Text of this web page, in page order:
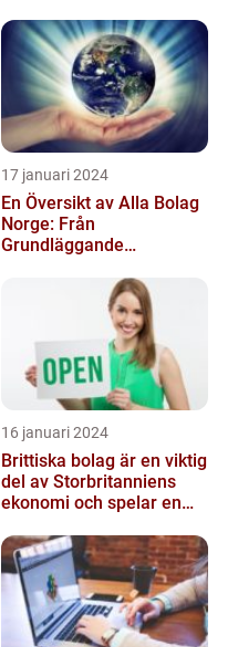
17 januari 2024
En Översikt av Alla Bolag
Norge: Från
Grundläggande
Kvantitativa Mätningar
16 januari 2024
Brittiska bolag är en viktig
del av Storbritanniens
ekonomi och spelar en
landets...